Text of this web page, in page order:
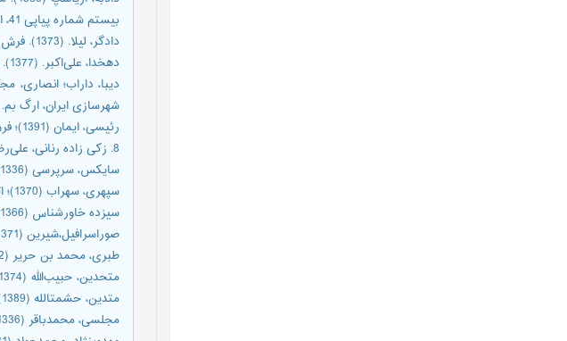
بیستم شماره پیاپی 41، اداره کل موزه‌ها – سازمان میراث فرهنگی و گردشگری.
دادگر، لیلا. (1373). فرش نمادی از باغ. نهران: مجله موزهها، شماره 2، صص. 74-73.
دهخدا، علی‌اکبر. (1377). فرهنگ دهخدا. تهران: انتشارات تهران.
شهرسازی ایران، ارگ بم.
رئیسی، ایمان (1391)؛ فرش – باغ ایرانی بیش متنی در هنرهای سنتی. تهران، مجله هنر، شماره 166، صص. 47-3
8. زکی زاده رنانی، علی‌رضا (1386)؛ آرامش ابدی بهشت و نعمت‌های آن، تهران، نشر ایوان.
سایکس، سرپرسی (1336)؛ سفرنامه ژنرال سرپرسی سایکس، ترجمه حسین سعادتنوری، تهران، انتشارات ابنسینا، چاپ دوم.
سپهری، سهراب (1370)؛ اتاق آبی، تهران، انتشارات سروش.
سیزده خاورشناس (1366)؛ میراث ایران (باغ های ایرانی)، ترجمه بها الدین پازارگاد، تهران، بنگاه ترجمه و نشر کتاب.
صوراسرافیل،‌شیرین (1371)؛ طراحان بزرگ فرش ایران، تهران، انتشارات سروش.
طبری، محمد بن حریر (1362)؛ تاریخ طبری، ترجمه ابوالقاسم پاینده، تهران، نشر بنیاد فرهنگ ایران.
متحدین، حبیب‌الله (1374)؛ باغ ایرانی، تهران، پایان‌نامه کارشناسی ارشد معماری، دانشگاه تربیت مدرس.
متدین، حشمتالله (1389)؛ علل پیدایش باغهای تاریخی ایران. تهران، باغ نظر، شماره 15، صص. 62-51.
مجلسی، محمدباقر (1336)؛ بحارالانوار، انتشارات اسلامیه،‌چاپ سوم،‌جلد 8.